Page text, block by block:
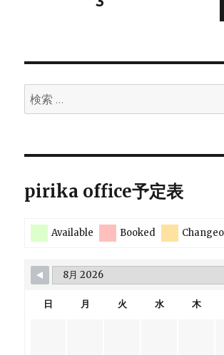
の
ペ
り
検
索:
pirika office予定表
Available Booked
日 月 火 水 木